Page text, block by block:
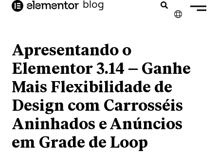
conteúdo
blog
FRANÇAIS
NEDERLANDS
DEUTSCH
ESPAÑOL
ITALIANO
Apresentando o
Elementor 3.14 – Ganhe
Mais Flexibilidade de
Design com Carrosséis
Aninhados e Anúncios
em Grade de Loop